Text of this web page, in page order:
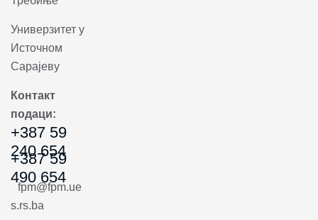
Универзитет у
Источном
Сарајеву
Контакт
подаци:
+387 59
240 654
+387 59
490 654
fpm@fpm.ue
s.rs.ba